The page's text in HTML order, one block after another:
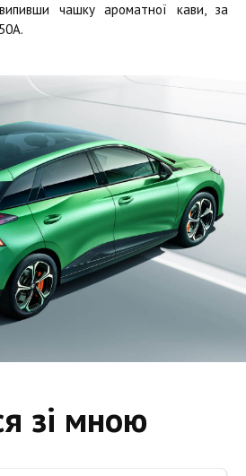
чашку ароматної кави, за
зі мною